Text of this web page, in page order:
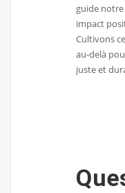
guide notre
impact
Cultivons
au-delà
juste et